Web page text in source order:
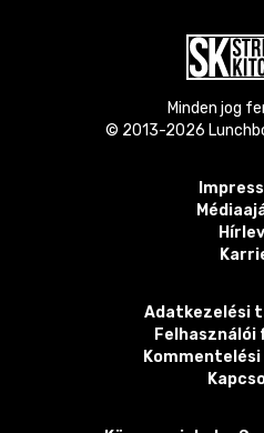
Minden jog
© 2013-2026
Adatkezelési